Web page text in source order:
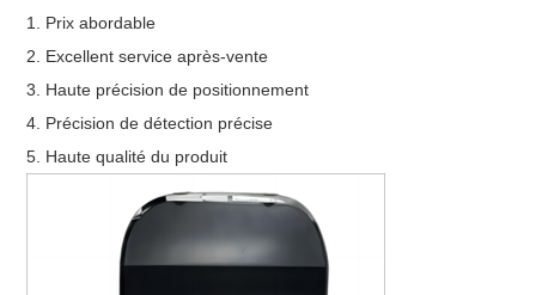
1. Prix abordable
2. Excellent service après-vente
3. Haute précision de positionnement
4. Précision de détection précise
5. Haute qualité du produit